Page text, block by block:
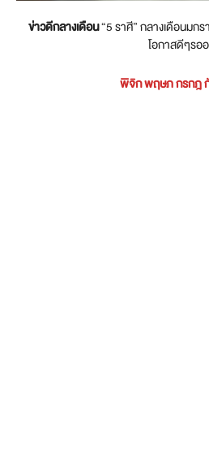
ข่าวดีกลางเดือน“5 ราศี” กลางเดือนมกร
โอกาสดีๆรอ
พิจิก พฤษภ กรกฎ